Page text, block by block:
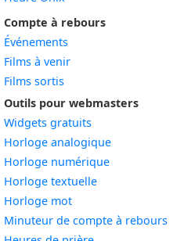
Compte à rebours
Événements
Films à venir
Films sortis
Outils pour webmasters
Widgets gratuits
Horloge analogiqueWidget
Horloge numériqueWidget
Horloge textuelleWidget
Horloge motWidget
Minuteur de compte à rebours
Widget